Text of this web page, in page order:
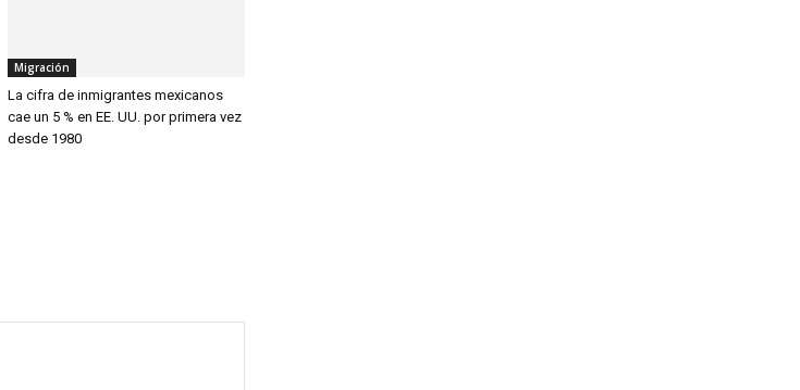
Migración
La cifra de inmigrantes mexicanos
cae un 5 % en EE. UU. por primera vez
desde 1980